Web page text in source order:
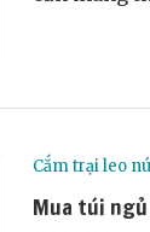
Cắm trại leo
Mua túi ngủ